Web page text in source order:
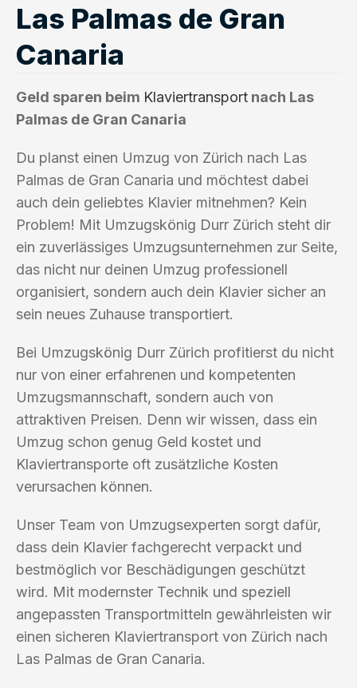
Las Palmas de Gran
Canaria
Geld sparen beim Klaviertransport nach Las
Palmas de Gran Canaria
Du planst einen Umzug von Zürich nach Las
Palmas de Gran Canaria und möchtest dabei
auch dein geliebtes Klavier mitnehmen? Kein
Problem! Mit Umzugskönig Durr Zürich steht dir
ein zuverlässiges Umzugsunternehmen zur Seite,
das nicht nur deinen Umzug professionell
organisiert, sondern auch dein Klavier sicher an
sein neues Zuhause transportiert.
Bei Umzugskönig Durr Zürich profitierst du nicht
nur von einer erfahrenen und kompetenten
Umzugsmannschaft, sondern auch von
attraktiven Preisen. Denn wir wissen, dass ein
Umzug schon genug Geld kostet und
Klaviertransporte oft zusätzliche Kosten
verursachen können.
Unser Team von Umzugsexperten sorgt dafür,
dass dein Klavier fachgerecht verpackt und
bestmöglich vor Beschädigungen geschützt
wird. Mit modernster Technik und speziell
angepassten Transportmitteln gewährleisten wir
einen sicheren Klaviertransport von Zürich nach
Las Palmas de Gran Canaria.